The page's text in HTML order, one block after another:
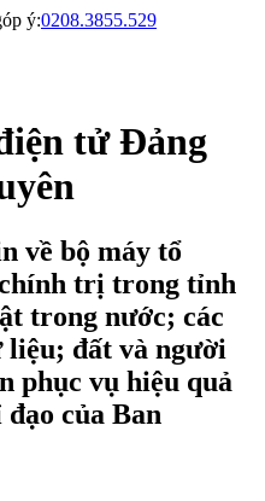
ý:0208.3855.529
tử Đảng
về bộ máy tổ
trị trong tỉnh
trong nước; các
liệu; đất và người
phục vụ hiệu quả
của Ban